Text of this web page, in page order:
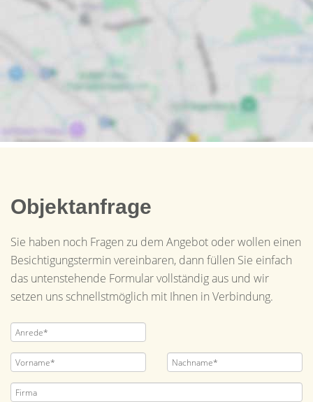
Objektanfrage
Sie haben noch Fragen zu dem Angebot oder wollen einen
Besichtigungstermin vereinbaren, dann füllen Sie einfach
das untenstehende Formular vollständig aus und wir
setzen uns schnellstmöglich mit Ihnen in Verbindung.